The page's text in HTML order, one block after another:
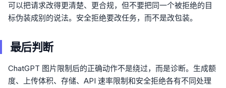
可以把请求改得更清楚、更合规，但不要把同一个被拒绝的目
标伪装成别的说法。安全拒绝要改任务，而不是改包装。
最后判断
ChatGPT 图片限制后的正确动作不是绕过，而是诊断。生成额
度、上传体积、存储、API 速率限制和安全拒绝各有不同处理